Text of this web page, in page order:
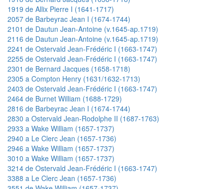
1919 de Allix Pierre I (1641-1717)
2057 de Barbeyrac Jean I (1674-1744)
2101 de Dautun Jean-Antoine (v.1645-ap.1719)
2116 de Dautun Jean-Antoine (v.1645-ap.1719)
2241 de Ostervald Jean-Frédéric I (1663-1747)
2255 de Ostervald Jean-Frédéric I (1663-1747)
2301 de Bernard Jacques (1658-1718)
2305 a Compton Henry (1631/1632-1713)
2403 de Ostervald Jean-Frédéric I (1663-1747)
2464 de Burnet William (1688-1729)
2816 de Barbeyrac Jean I (1674-1744)
2830 a Ostervald Jean-Rodolphe II (1687-1763)
2933 a Wake William (1657-1737)
2940 a Le Clerc Jean (1657-1736)
2946 a Wake William (1657-1737)
3010 a Wake William (1657-1737)
3214 de Ostervald Jean-Frédéric I (1663-1747)
3388 a Le Clerc Jean (1657-1736)